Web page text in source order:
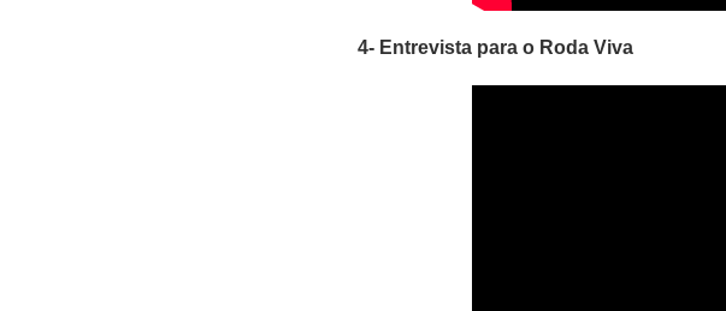
4- Entrevista para o Roda Viva